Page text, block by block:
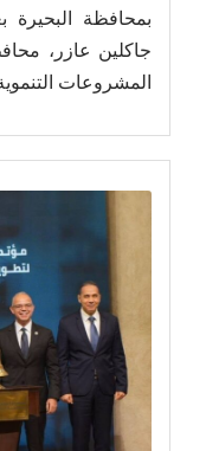
بمحافظة البحيرة
جاكلين عازر،
المشروعات